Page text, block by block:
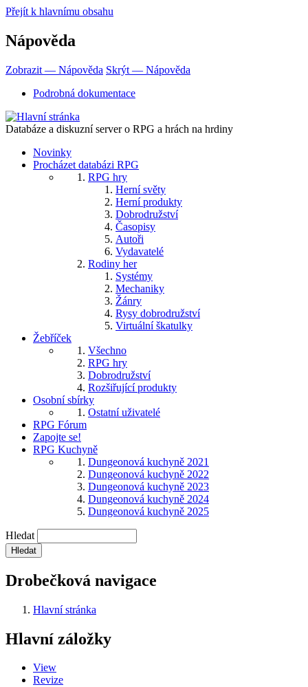
Přejít k hlavnímu obsahu
Nápověda
Zobrazit — Nápověda Skrýt — Nápověda
Podrobná dokumentace
Databáze a diskuzní server o RPG a hrách na hrdiny
Novinky
Procházet databázi RPG
RPG hry
Herní světy
Herní produkty
Dobrodružství
Časopisy
Autoři
Vydavatelé
Rodiny her
Systémy
Mechaniky
Žánry
Rysy dobrodružství
Virtuální škatulky
Žebříček
Všechno
RPG hry
Dobrodružství
Rozšiřující produkty
Osobní sbírky
Ostatní uživatelé
RPG Fórum
Zapojte se!
RPG Kuchyně
Dungeonová kuchyně 2021
Dungeonová kuchyně 2022
Dungeonová kuchyně 2023
Dungeonová kuchyně 2024
Dungeonová kuchyně 2025
Hledat
Drobečková navigace
Hlavní stránka
Hlavní záložky
View
Revize